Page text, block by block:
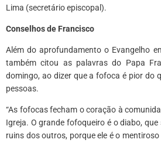
Lima (secretário episcopal).
Conselhos de Francisco
Além do aprofundamento o Evangelho
também citou as palavras do Papa
domingo, ao dizer que a fofoca é pior do
pessoas.
“As fofocas fecham o coração à
Igreja. O grande fofoqueiro é o diabo,
ruins dos outros, porque ele é o